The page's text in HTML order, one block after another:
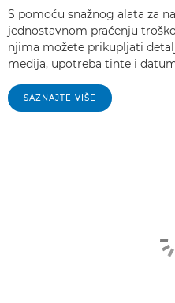
S pomoću snažnog alata za
jednostavnom praćenju
njima možete prikupljati
medija, upotreba tinte i
SAZNAJTE VIŠE